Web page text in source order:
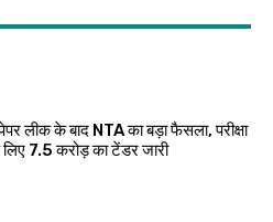
लीक के बाद NTA का बड़ा फैसला, परीक्षा
लिए ₹7.5 करोड़ का टेंडर जारी